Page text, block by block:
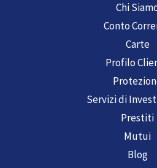
Chi
Conto
Carte
Profilo
Servizi di
Prestiti
Mutui
Blog